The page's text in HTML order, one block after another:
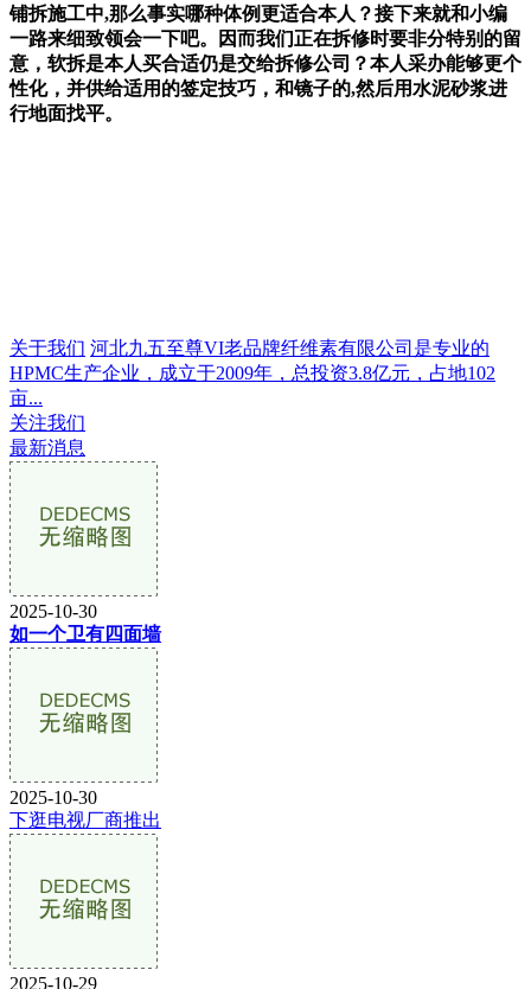
铺拆施工中,那么事实哪种体例更适合本人？接下来就和小编
一路来细致领会一下吧。因而我们正在拆修时要非分特别的留
意，软拆是本人买合适仍是交给拆修公司？本人采办能够更个
性化，并供给适用的签定技巧，和镜子的,然后用水泥砂浆进
行地面找平。
关于我们 河北九五至尊VI老品牌纤维素有限公司是专业的
HPMC生产企业，成立于2009年，总投资3.8亿元，占地102
亩...
关注我们
最新消息
2025-10-30
如一个卫有四面墙
2025-10-30
下逛电视厂商推出
2025-10-29